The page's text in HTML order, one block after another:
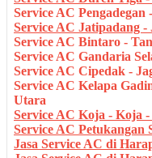
Service AC Pengadegan
Service AC Jatipadang -
Service AC Bintaro -
Service AC Gandaria
Service AC Cipedak -
Service AC Kelapa
Utara
Service AC Koja - Koja
Service AC Petukangan
Jasa Service AC di